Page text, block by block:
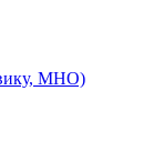
МНО)